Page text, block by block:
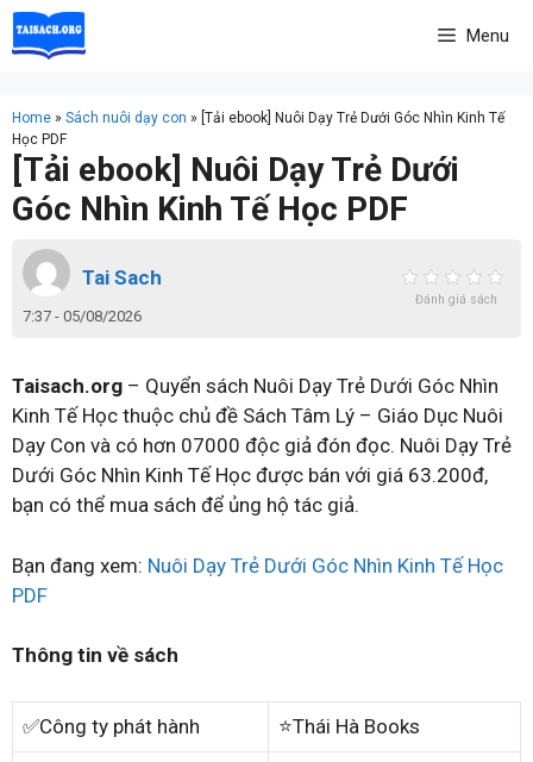
Skip
to
Menu
Home » Sách nuôi dạy con » [Tải ebook] Nuôi Dạy Trẻ Dưới Góc Nhìn Kinh Tế
Học PDF
[Tải ebook] Nuôi Dạy Trẻ Dưới
Góc Nhìn Kinh Tế Học PDF
Tai Sach
7:37 - 05/08/2026
Đánh giá sách
Taisach.org – Quyển sách Nuôi Dạy Trẻ Dưới Góc Nhìn
Kinh Tế Học thuộc chủ đề Sách Tâm Lý – Giáo Dục Nuôi
Dạy Con và có hơn 07000 độc giả đón đọc. Nuôi Dạy Trẻ
Dưới Góc Nhìn Kinh Tế Học được bán với giá 63.200đ,
bạn có thể mua sách để ủng hộ tác giả.
Bạn đang xem: Nuôi Dạy Trẻ Dưới Góc Nhìn Kinh Tế Học
PDF
Thông tin về sách
✅Công ty phát hành ⭐Thái Hà Books